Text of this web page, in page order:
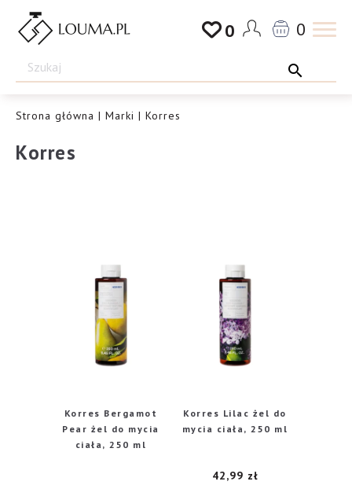
Przejdź
Drogeria
Louma.pl
0 0
Strona główna | Marki | Korres
Korres
Korres Bergamot
Pear żel do mycia
ciała, 250 ml
Korres Lilac żel do
mycia ciała, 250 ml
42,99 zł